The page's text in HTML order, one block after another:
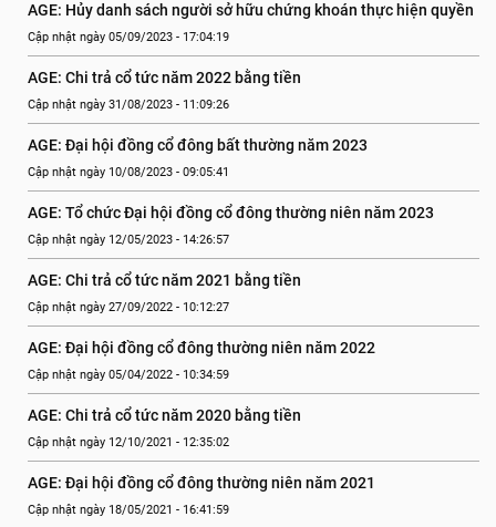
AGE: Hủy danh sách người sở hữu chứng khoán thực hiện quyền
Cập nhật ngày 05/09/2023 - 17:04:19
AGE: Chi trả cổ tức năm 2022 bằng tiền
Cập nhật ngày 31/08/2023 - 11:09:26
AGE: Đại hội đồng cổ đông bất thường năm 2023
Cập nhật ngày 10/08/2023 - 09:05:41
AGE: Tổ chức Đại hội đồng cổ đông thường niên năm 2023
Cập nhật ngày 12/05/2023 - 14:26:57
AGE: Chi trả cổ tức năm 2021 bằng tiền
Cập nhật ngày 27/09/2022 - 10:12:27
AGE: Đại hội đồng cổ đông thường niên năm 2022
Cập nhật ngày 05/04/2022 - 10:34:59
AGE: Chi trả cổ tức năm 2020 bằng tiền
Cập nhật ngày 12/10/2021 - 12:35:02
AGE: Đại hội đồng cổ đông thường niên năm 2021
Cập nhật ngày 18/05/2021 - 16:41:59